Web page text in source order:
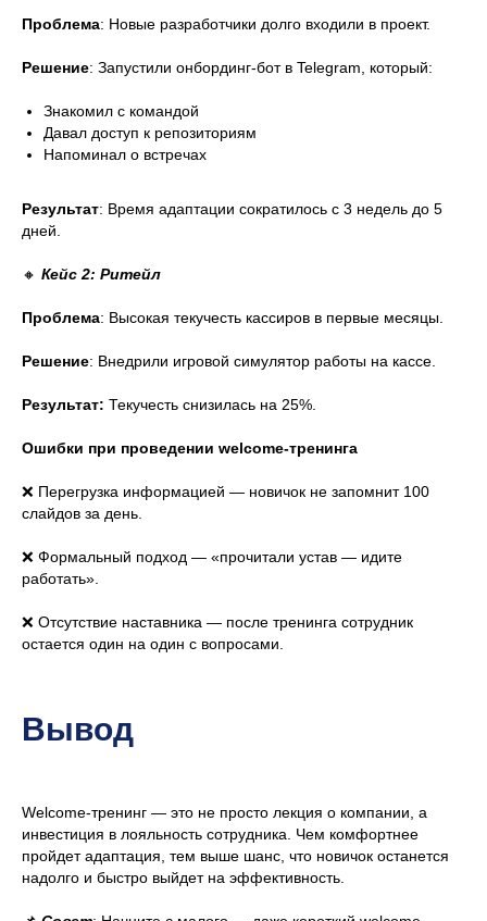
Проблема: Новые разработчики долго входили в проект.
Решение: Запустили онбординг-бот в Telegram, который:
Знакомил с командой
Давал доступ к репозиториям
Напоминал о встречах
Результат: Время адаптации сократилось с 3 недель до 5
дней.
🔸 Кейс 2: Ритейл
Проблема: Высокая текучесть кассиров в первые месяцы.
Решение: Внедрили игровой симулятор работы на кассе.
Результат: Текучесть снизилась на 25%.
Ошибки при проведении welcome-тренинга
❌ Перегрузка информацией — новичок не запомнит 100
слайдов за день.
❌ Формальный подход — «прочитали устав — идите
работать».
❌ Отсутствие наставника — после тренинга сотрудник
остается один на один с вопросами.
Вывод
Welcome-тренинг — это не просто лекция о компании, а
инвестиция в лояльность сотрудника. Чем комфортнее
пройдет адаптация, тем выше шанс, что новичок останется
надолго и быстро выйдет на эффективность.
Изучить тему глубже